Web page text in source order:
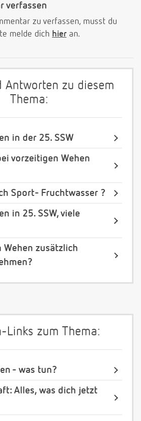
verfassen
zu verfassen, musst du
melde dich hier an.
Antworten zu diesem
Thema:
in der 25. SSW
vorzeitigen Wehen
Sport- Fruchtwasser ?
in 25. SSW, viele
Wehen zusätzlich
Links zum Thema:
- was tun?
Alles, was dich jetzt